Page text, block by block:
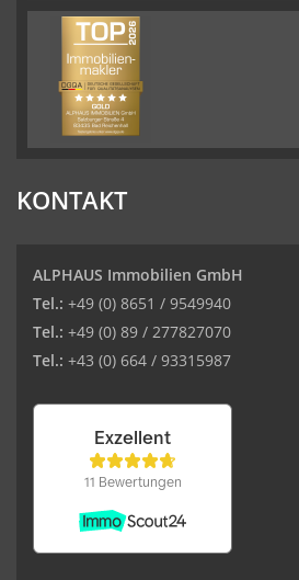
KONTAKT
ALPHAUS Immobilien GmbH
Tel.: +49 (0) 8651 / 9549940
Tel.: +49 (0) 89 / 277827070
Tel.: +43 (0) 664 / 93315987